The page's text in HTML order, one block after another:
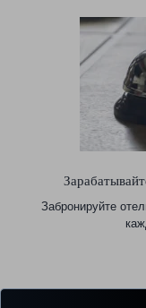
Забронируйте